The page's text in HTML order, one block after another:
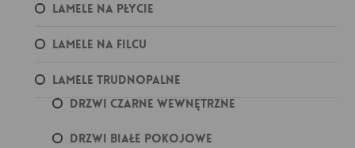
Lamele na płycie
Lamele na filcu
Lamele trudnopalne
Drzwi czarne wewnętrzne
Drzwi białe pokojowe